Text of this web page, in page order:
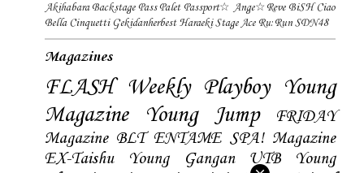
Akihabara Backstage Pass Palet Passport☆ Ange☆Reve BiSH Ciao
Bella Cinquetti Gekidanherbest Haraeki Stage Ace Ru:Run SDN48
Magazines
FLASH Weekly Playboy Young
Magazine
Young Jump
FRIDAY
Magazine BLT ENTAME SPA! Magazine
EX-Taishu
Young Gangan UTB
Young